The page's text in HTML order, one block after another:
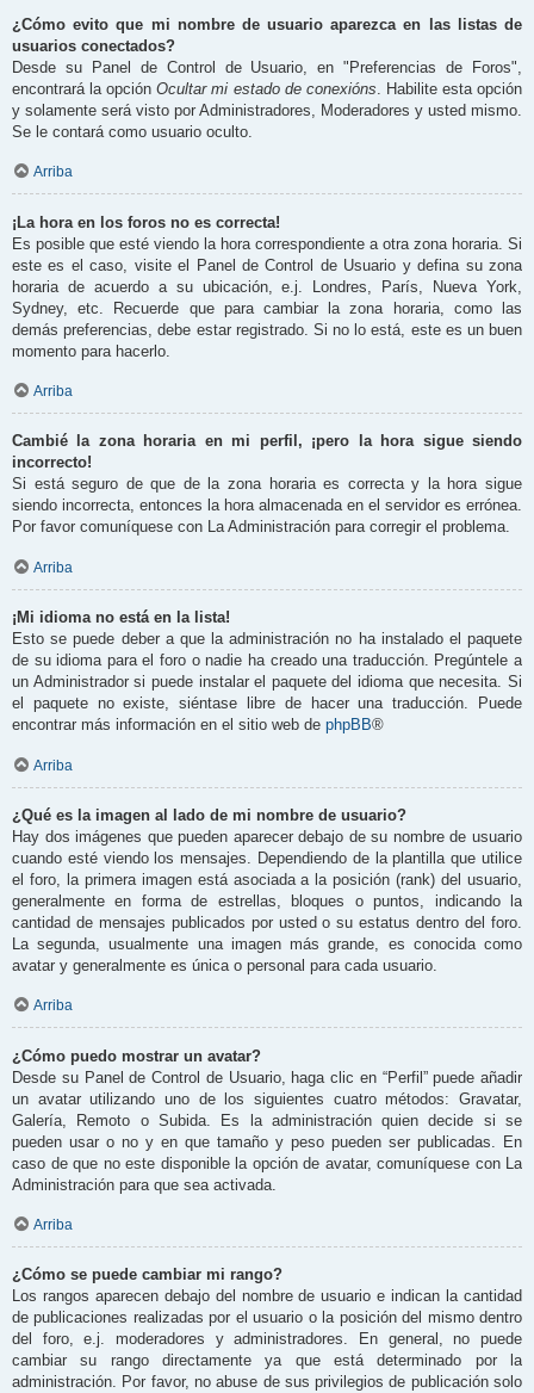
¿Cómo evito que mi nombre de usuario aparezca en las listas de
usuarios conectados?
Desde su Panel de Control de Usuario, en "Preferencias de Foros",
encontrará la opciónOcultar mi estado de conexións . Habilite esta opción
y solamente será visto por Administradores, Moderadores y usted mismo.
Se le contará como usuario oculto.
Arriba
¡La hora en los foros no es correcta!
Es posible que esté viendo la hora correspondiente a otra zona horaria. Si
este es el caso, visite el Panel de Control de Usuario y defina su zona
horaria de acuerdo a su ubicación, e.j. Londres, París, Nueva York,
Sydney, etc. Recuerde que para cambiar la zona horaria, como las
demás preferencias, debe estar registrado. Si no lo está, este es un buen
momento para hacerlo.
Arriba
Cambié la zona horaria en mi perfil, ¡pero la hora sigue siendo
incorrecto!
Si está seguro de que de la zona horaria es correcta y la hora sigue
siendo incorrecta, entonces la hora almacenada en el servidor es errónea.
Por favor comuníquese con La Administración para corregir el problema.
Arriba
¡Mi idioma no está en la lista!
Esto se puede deber a que la administración no ha instalado el paquete
de su idioma para el foro o nadie ha creado una traducción. Pregúntele a
un Administrador si puede instalar el paquete del idioma que necesita. Si
el paquete no existe, siéntase libre de hacer una traducción. Puede
encontrar más información en el sitio web de phpBB®
Arriba
¿Qué es la imagen al lado de mi nombre de usuario?
Hay dos imágenes que pueden aparecer debajo de su nombre de usuario
cuando esté viendo los mensajes. Dependiendo de la plantilla que utilice
el foro, la primera imagen está asociada a la posición (rank) del usuario,
generalmente en forma de estrellas, bloques o puntos, indicando la
cantidad de mensajes publicados por usted o su estatus dentro del foro.
La segunda, usualmente una imagen más grande, es conocida como
avatar y generalmente es única o personal para cada usuario.
Arriba
¿Cómo puedo mostrar un avatar?
Desde su Panel de Control de Usuario, haga clic en “Perfil” puede añadir
un avatar utilizando uno de los siguientes cuatro métodos: Gravatar,
Galería, Remoto o Subida. Es la administración quien decide si se
pueden usar o no y en que tamaño y peso pueden ser publicadas. En
caso de que no este disponible la opción de avatar, comuníquese con La
Administración para que sea activada.
Arriba
¿Cómo se puede cambiar mi rango?
Los rangos aparecen debajo del nombre de usuario e indican la cantidad
de publicaciones realizadas por el usuario o la posición del mismo dentro
del foro, e.j. moderadores y administradores. En general, no puede
cambiar su rango directamente ya que está determinado por la
administración. Por favor, no abuse de sus privilegios de publicación solo